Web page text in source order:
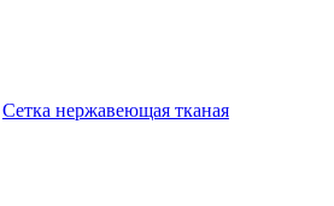
Сетка нержавеющая тканая